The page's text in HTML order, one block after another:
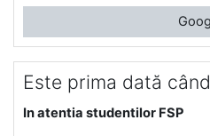
Este prima dată
In atentia studentilor FSP